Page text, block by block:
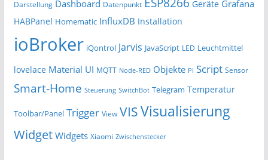
Darstellung Dashboard Datenpunkt Geräte Grafana
HABPanel Homematic InfluxDB Installation
ioBroker iQontrol Jarvis JavaScript LED Leuchtmittel
lovelace Material UI MQTT Node-RED Objekte PI Script Sensor
Smart-Home Steuerung SwitchBot Telegram Temperatur
Toolbar/Panel Trigger View VISVisualisierung
Widget Widgets Xiaomi Zwischenstecker